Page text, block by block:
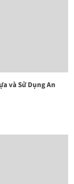
và Sử Dụng An